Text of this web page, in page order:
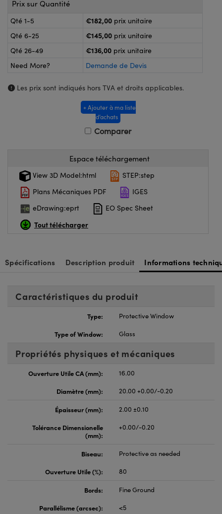
ou Coupleurs
de Poche ou à Mesure Directe
: Microscopie
Optiques Lightpath
Labs™
Optiques de SCHOTT
Prix sur Quantité
Qté 1-5 €182,00 prix unitaire
Qté 6-25
€145,00 prix unitaire
Qté 26-49
€136,00 prix unitaire
Need More?
Demande de Devis
Les prix sont indiqués hors TVA et droits applicables.
+ Ajouter à ma liste
d’achats
Comparer
Espace téléchargement
View 3D Model:html
STEP:step
Plans Mécaniques PDF
IGES
eDrawing:eprt
EO Spec Sheet
Tout télécharger
Spécifications Description produit Informations
Caractéristiques du produit
Type:
Protective Window
Type of Window:
Glass
Propriétés physiques et mécaniques
Ouverture Utile CA (mm):
16.00
Diamètre (mm):
20.00 +0.00/-0.20
Épaisseur (mm):
2.00 ±0.10
Tolérance Dimensionelle
(mm):
+0.00/-0.20
Biseau:
Protective as needed
Ouverture Utile (%):
80
Bords:
Fine Ground
Parallélisme (arcsec):
<5